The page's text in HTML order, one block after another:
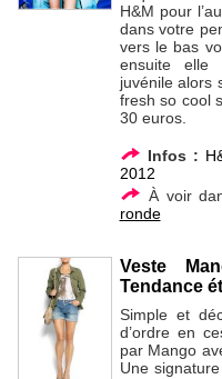
H&M pour
dans votre
vers le bas
ensuite elle
juvénile alors
fresh so cool
30 euros.
Infos :
2012
À voir
ronde
Veste
Tendance
Simple et
d’ordre en
par Mango
Une